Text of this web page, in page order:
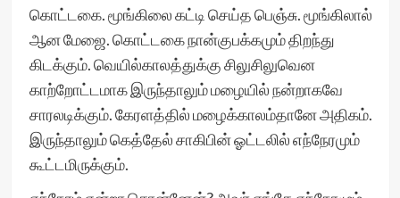
கொட்டகை. மூங்கிலை கட்டி செய்த பெஞ்சு. மூங்கிலால்
ஆன மேஜை. கொட்டகை நான்குபக்கமும் திறந்து
கிடக்கும். வெயில்காலத்துக்கு சிலுசிலுவென
காற்றோட்டமாக இருந்தாலும் மழையில் நன்றாகவே
சாரலடிக்கும். கேரளத்தில் மழைக்காலம்தானே அதிகம்.
இருந்தாலும் கெத்தேல் சாகிபின் ஓட்டலில் எந்நேரமும்
கூட்டமிருக்கும்.